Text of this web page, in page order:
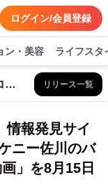
ログイン/会員登録
ン・美容 ライフスタ
株式会社ジュピタービジュアルコミュニケーションズ リリース一覧
情報発見サイ
ニー佐川のバ
」を8月15日